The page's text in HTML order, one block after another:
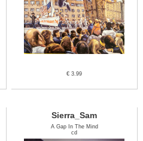
€ 3.99
Sierra_Sam
A Gap In The Mind
cd